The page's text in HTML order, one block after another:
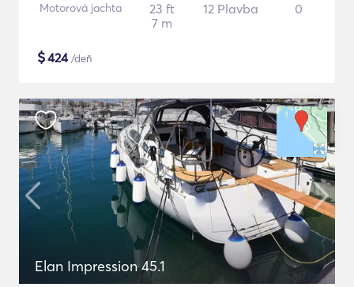
Motorová jachta
23 ft
7 m
12 Plavba 0
$424/deň
Elan Impression 45.1